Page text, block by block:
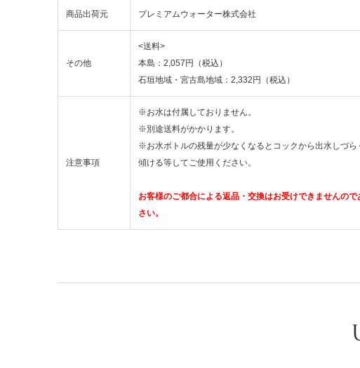
商品出荷元 プレミアムウォーター株式会社
その他
<送料>
本島：2,057円（税込）
石垣地域・宮古島地域：2,332円（税込）
注意事項
※お水は付属しておりません。
※別途送料がかかります。
※お水ボトルの残量が少なくなるとコックから出水しづら
傾ける等してご使用ください。
お客様のご都合による返品・交換はお受けできませんの
さい。